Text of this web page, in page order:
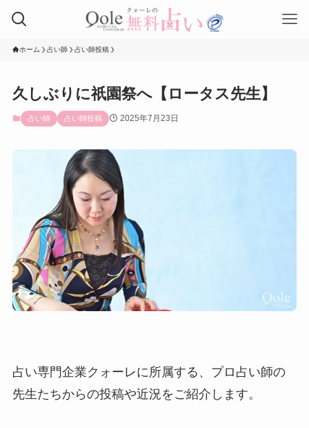
ホーム 占い師 占い師投稿
久しぶりに祇園祭へ【ロータス先生】
占い師 占い師投稿 2025年7月23日
占い専門企業クォーレに所属する、プロ占い師の
先生たちからの投稿や近況をご紹介します。